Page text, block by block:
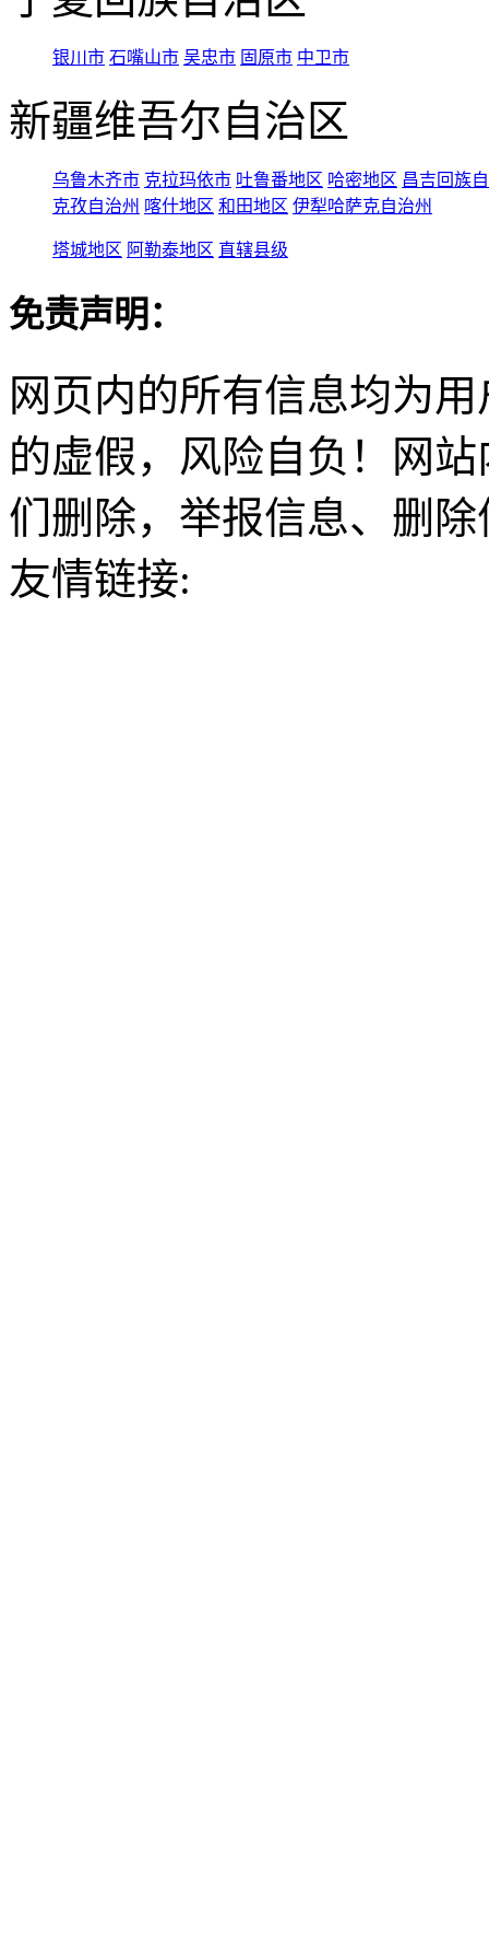
银川市 石嘴山市 吴忠市 固原市 中卫市
新疆维吾尔自治区
乌鲁木齐市 克拉玛依市 吐鲁番地区 哈密地区 昌吉回族
克孜自治州 喀什地区 和田地区 伊犁哈萨克自治州
塔城地区 阿勒泰地区 直辖县级
免责声明：
网页内的所有信息均为
的虚假，风险自负！网
们删除，举报信息、删
友情链接: